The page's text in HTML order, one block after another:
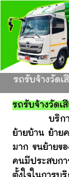
รถรับจ้างวัดเ
รถรับจ้างวัดเ
บริกา
ย้ายบ้าน ย้าย
มาก ขนย้ายข
คนมีประสบกา